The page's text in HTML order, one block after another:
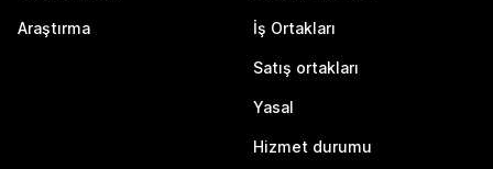
Araştırma İş Ortakları
Satış ortakları
Yasal
Hizmet durumu